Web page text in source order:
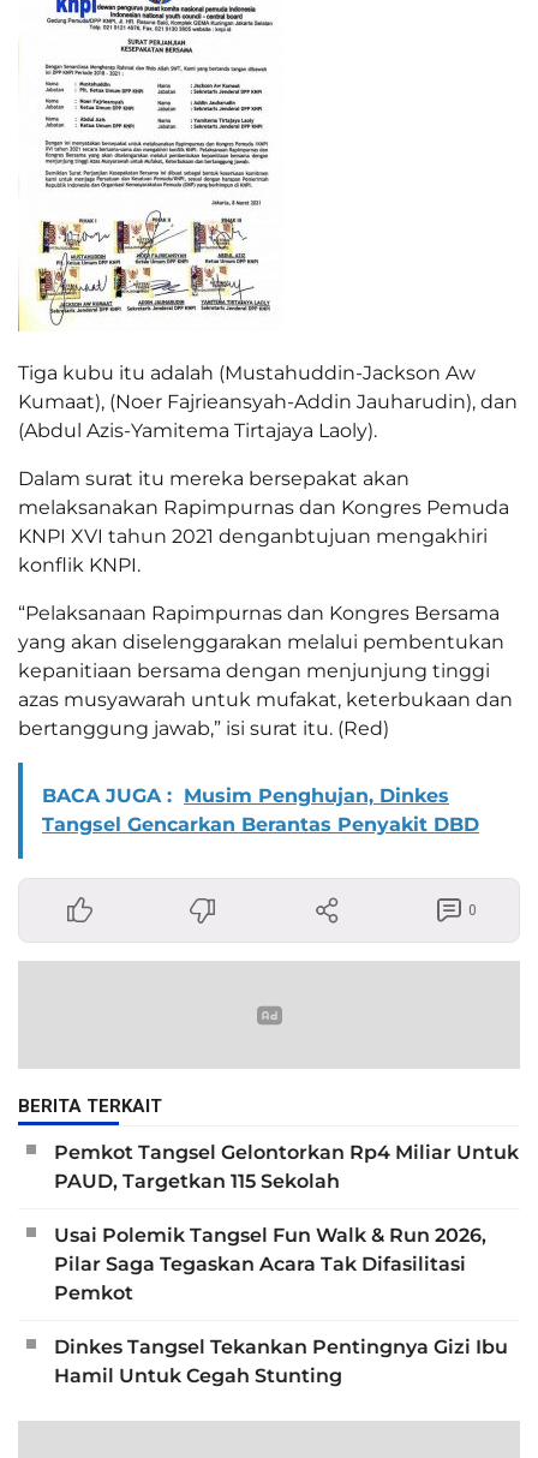
Tiga kubu itu adalah (Mustahuddin-Jackson Aw
Kumaat), (Noer Fajrieansyah-Addin Jauharudin), dan
(Abdul Azis-Yamitema Tirtajaya Laoly).
Dalam surat itu mereka bersepakat akan
melaksanakan Rapimpurnas dan Kongres Pemuda
KNPI XVI tahun 2021 denganbtujuan mengakhiri
konflik KNPI.
“Pelaksanaan Rapimpurnas dan Kongres Bersama
yang akan diselenggarakan melalui pembentukan
kepanitiaan bersama dengan menjunjung tinggi
azas musyawarah untuk mufakat, keterbukaan dan
bertanggung jawab,” isi surat itu. (Red)
BACA JUGA : Musim Penghujan, Dinkes
Tangsel Gencarkan Berantas Penyakit DBD
0
BERITA TERKAIT
Pemkot Tangsel Gelontorkan Rp4 Miliar Untuk
PAUD, Targetkan 115 Sekolah
Usai Polemik Tangsel Fun Walk & Run 2026,
Pilar Saga Tegaskan Acara Tak Difasilitasi
Pemkot
Dinkes Tangsel Tekankan Pentingnya Gizi Ibu
Hamil Untuk Cegah Stunting